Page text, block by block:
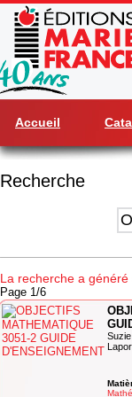
Accueil
Recherche
La recherche a généré
Page 1/6